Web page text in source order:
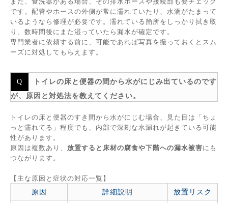
です。配管やホースの外側が常に濡れていたり、水滴がたまって
いるようなら修理が必要です。濡れている箇所をしっかり拭き取
り、数時間後にまた湿っていたら漏水が確定です。
専門業者に依頼する前に、可能であれば写真を撮っておくとスム
ーズに対処してもらえます。
トイレの床と便器の間から水がにじみ出ているのです
が、原因と対処法を教えてください。
トイレの床と便器のすき間から水がにじむ場合、見た目は「ちょ
っと濡れてる」程度でも、内部で深刻な水漏れが起きている可能
性があります。
原因は複数あり、 放置すると床材の腐食や下階への漏水被害にも
つながります。
【主な原因と症状の対応一覧】
原因 詳細説明
放置リスク